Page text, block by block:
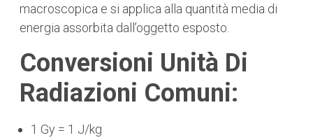
macroscopica e si applica alla quantità media di
energia assorbita dall’oggetto esposto.
Conversioni Unità Di
Radiazioni Comuni:
1 Gy = 1 J/kg